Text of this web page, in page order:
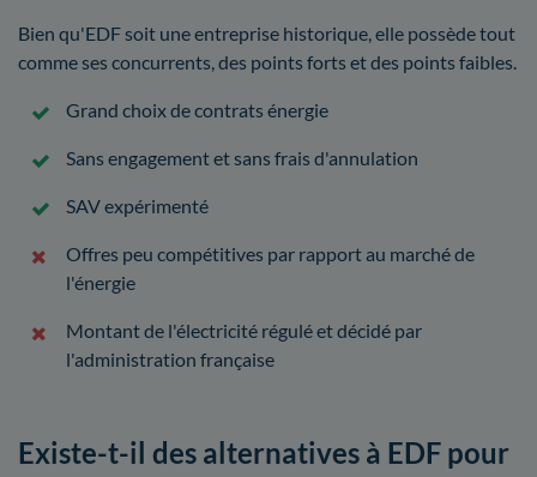
Bien qu'EDF soit une entreprise historique, elle possède tout
comme ses concurrents, des points forts et des points faibles.
Grand choix de contrats énergie
Sans engagement et sans frais d'annulation
SAV expérimenté
Offres peu compétitives par rapport au marché de
l'énergie
Montant de l'électricité régulé et décidé par
l'administration française
Existe-t-il des alternatives à EDF pour